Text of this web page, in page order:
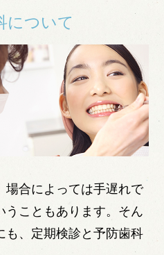
について
場合によっては手遅れで
うこともあります。そん
も、定期検診と予防歯科